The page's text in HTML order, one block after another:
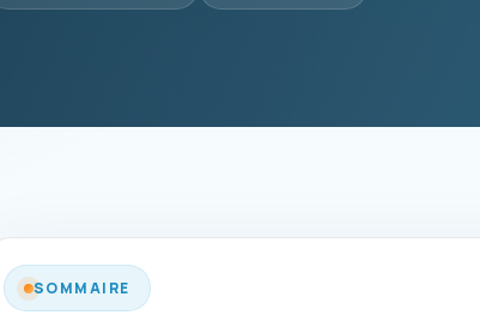
SOMMAIRE